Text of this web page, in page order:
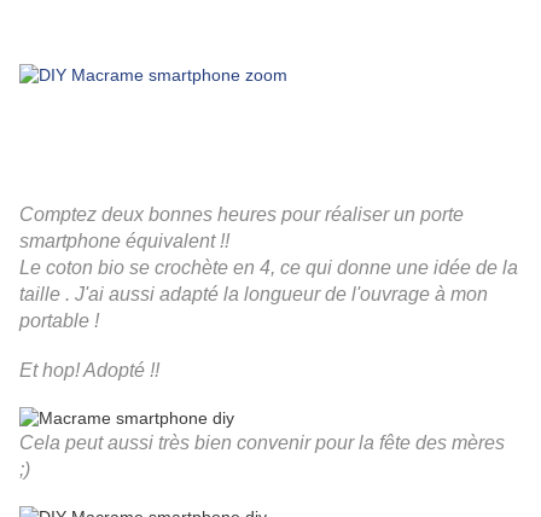
Comptez deux bonnes heures pour réaliser un porte
smartphone équivalent !!
Le coton bio se crochète en 4, ce qui donne une idée de la
taille . J'ai aussi adapté la longueur de l'ouvrage à mon
portable !
Et hop! Adopté !!
Cela peut aussi très bien convenir pour la fête des mères
;)